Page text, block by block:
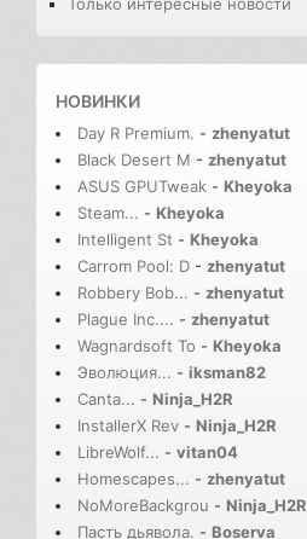
Только интересные новости
НОВИНКИ
Day R Premium. - zhenyatut
Black Desert M - zhenyatut
ASUS GPUTweak - Kheyoka
Steam... - Kheyoka
Intelligent St - Kheyoka
Carrom Pool: D - zhenyatut
Robbery Bob... - zhenyatut
Plague Inc.... - zhenyatut
Wagnardsoft To - Kheyoka
Эволюция... - iksman82
Canta... - Ninja_H2R
InstallerX Rev - Ninja_H2R
LibreWolf... - vitan04
Homescapes... - zhenyatut
NoMoreBackgrou - Ninja_H2R
Пасть дьявола. - Boserva